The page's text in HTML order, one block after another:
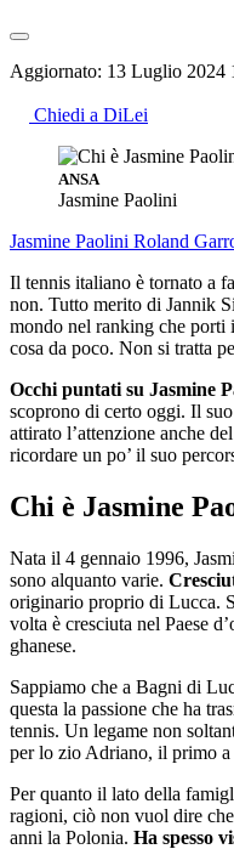
Aggiornato: 13 Luglio 2024
Chiedi a DiLei
ANSA
Jasmine Paolini
Jasmine Paolini Roland
Il tennis italiano è tornato a
non. Tutto merito di Jannik
mondo nel ranking che
cosa da poco. Non si tratta
Occhi puntati su Jasmine
scoprono di certo oggi. Il
attirato l’attenzione anche
ricordare un po’ il suo
Chi è Jasmine
Nata il 4 gennaio 1996,
sono alquanto varie.
originario proprio di Lucca.
volta è cresciuta nel Paese
ghanese.
Sappiamo che a Bagni di
questa la passione che ha
tennis. Un legame non
per lo zio Adriano, il primo a
Per quanto il lato della
ragioni, ciò non vuol dire
anni la Polonia. Ha spesso